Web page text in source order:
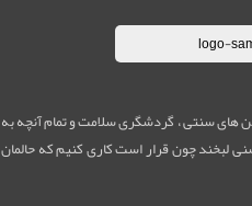
های سنتی ، گردشگری سلامت و تمام آنچه به
لبخند چون قرار است کاری کنیم که حالمان